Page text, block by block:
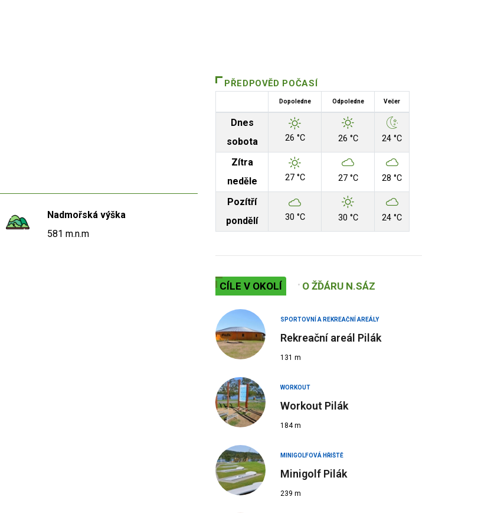
Nadmořská výška
581 m.n.m
PŘEDPOVĚD POČASÍ
Dopoledne Odpoledne Večer
Dnes
sobota
26 °C 26 °C 24 °C
Zítra
neděle
27 °C 27 °C 28 °C
Pozítří
pondělí
30 °C 30 °C 24 °C
CÍLE V OKOLÍ O ŽĎÁRU N.SÁZ
SPORTOVNÍ A REKREAČNÍ AREÁLY
Rekreační areál Pilák
131 m
WORKOUT
Workout Pilák
184 m
MINIGOLFOVÁ HŘIŠTĚ
Minigolf Pilák
239 m